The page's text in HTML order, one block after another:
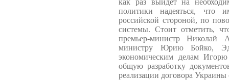
как раз выйдет на
политики надеяться, что
российской стороной, по
системы. Стоит отметить,
премьер-министр Николай
министру Юрию Бойко,
экономическим делам Игорю
общую разработку
реализации договора